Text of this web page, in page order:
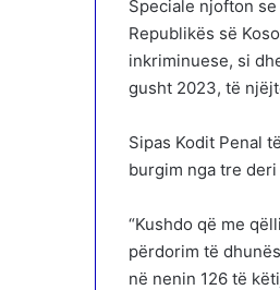
Speciale njofton
Republikës së
inkriminuese, si
gusht 2023, të
Sipas Kodit Penal
burgim nga tre
“Kushdo që me
përdorim të
në nenin 126 të